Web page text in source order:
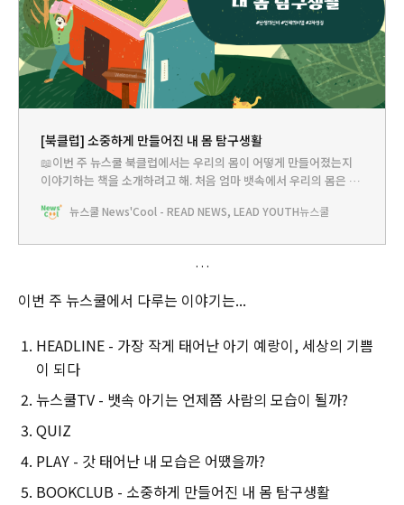
[북클럽] 소중하게 만들어진 내 몸 탐구생활
📖이번 주 뉴스쿨 북클럽에서는 우리의 몸이 어떻게 만들어졌는지
이야기하는 책을 소개하려고 해. 처음 엄마 뱃속에서 우리의 몸은 어
게 변화할까? 쿨리가 소개하는 책을 읽고 인체의 비밀을 탐구해봐.아
뉴스쿨 News'Cool - READ NEWS, LEAD YOUTH뉴스쿨
이번 주 뉴스쿨에서 다루는 이야기는...
HEADLINE - 가장 작게 태어난 아기 예랑이, 세상의 기쁨
이 되다
뉴스쿨TV - 뱃속 아기는 언제쯤 사람의 모습이 될까?
QUIZ
PLAY - 갓 태어난 내 모습은 어땠을까?
BOOKCLUB - 소중하게 만들어진 내 몸 탐구생활